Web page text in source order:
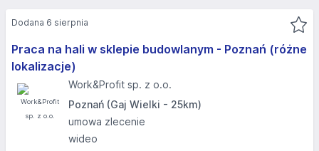
Praca na hali w sklepie budowlanym - Poznań (różne
lokalizacje)
Work&Profit sp. z o.o.
Poznań (Gaj Wielki - 25km)
umowa zlecenie
wideo
Dodana 6 sierpnia